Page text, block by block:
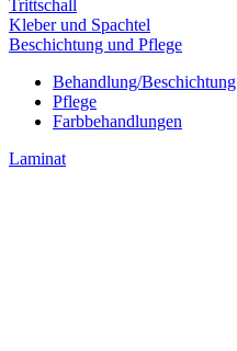
Trittschall
Kleber und Spachtel
Beschichtung und Pflege
Behandlung/Beschichtung
Pflege
Farbbehandlungen
Laminat